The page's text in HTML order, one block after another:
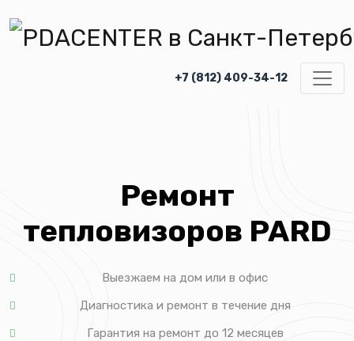
+7 (812) 409-34-12
Ремонт
тепловизоров PARD
Выезжаем на дом или в офис
Диагностика и ремонт в течение дня
Гарантия на ремонт до 12 месяцев